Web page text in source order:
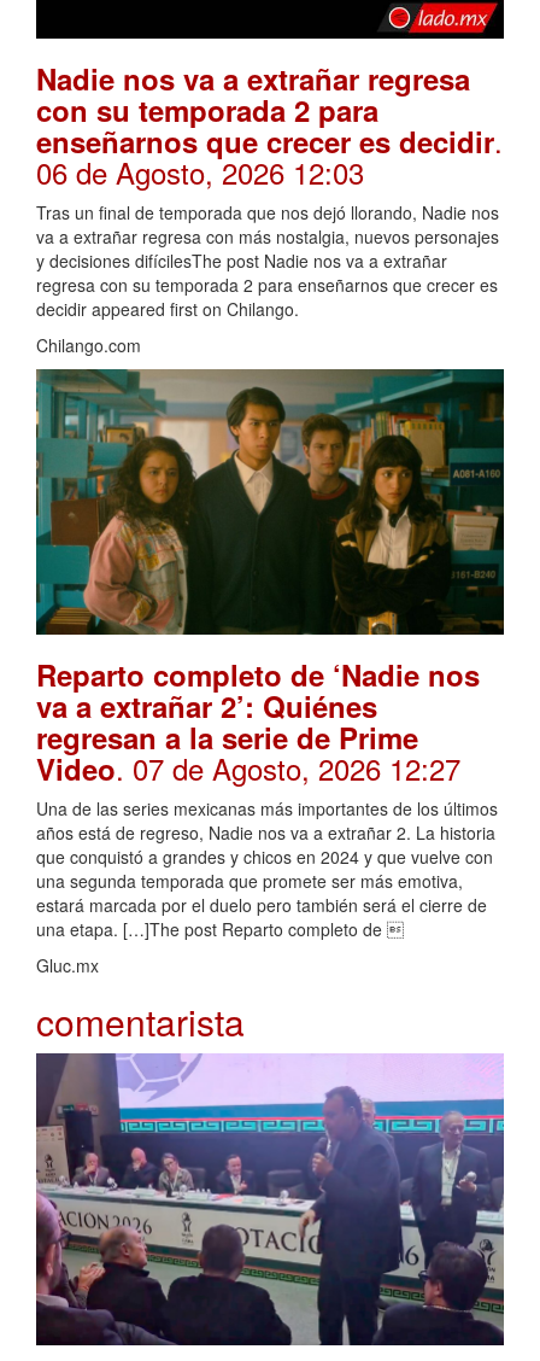
Nadie nos va a extrañar regresa
con su temporada 2 para
enseñarnos que crecer es decidir.
06 de Agosto, 2026 12:03
Tras un final de temporada que nos dejó llorando, Nadie nos
va a extrañar regresa con más nostalgia, nuevos personajes
y decisiones difícilesThe post Nadie nos va a extrañar
regresa con su temporada 2 para enseñarnos que crecer es
decidir appeared first on Chilango.
Chilango.com
Reparto completo de ‘Nadie nos
va a extrañar 2’: Quiénes
regresan a la serie de Prime
Video. 07 de Agosto, 2026 12:27
Una de las series mexicanas más importantes de los últimos
años está de regreso, Nadie nos va a extrañar 2. La historia
que conquistó a grandes y chicos en 2024 y que vuelve con
una segunda temporada que promete ser más emotiva,
estará marcada por el duelo pero también será el cierre de
una etapa. […]The post Reparto completo de 
Gluc.mx
comentarista